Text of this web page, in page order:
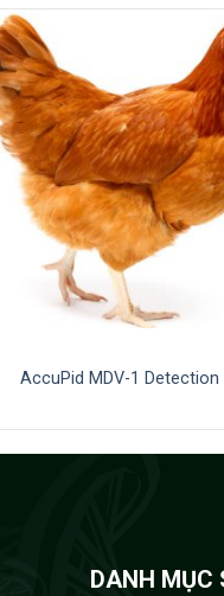
AccuPid MDV-1 Detection
DANH MỤC